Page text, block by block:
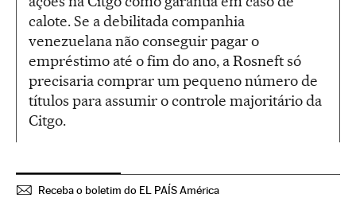
calote. Se a debilitada companhia
venezuelana não conseguir pagar o
empréstimo até o fim do ano, a Rosneft só
precisaria comprar um pequeno número de
títulos para assumir o controle majoritário da
Citgo.
Receba o boletim do EL PAÍS América